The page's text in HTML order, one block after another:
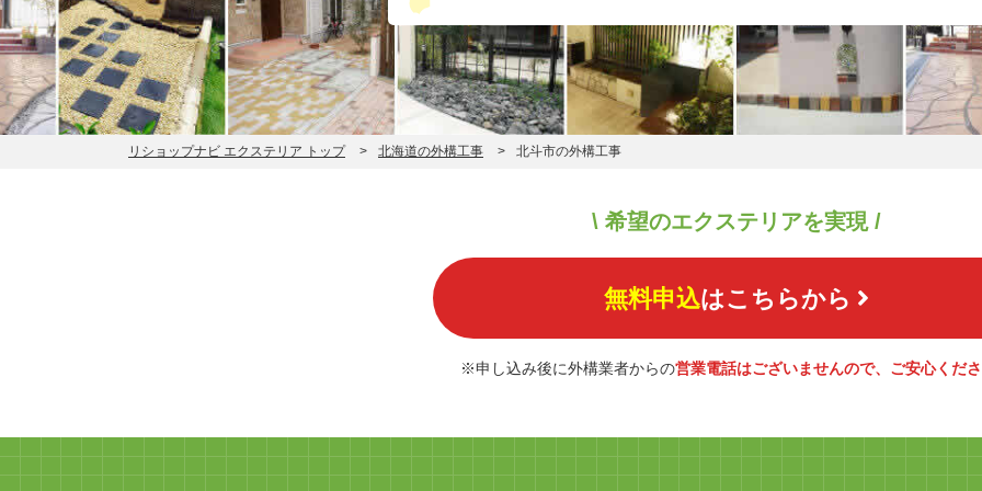
リショップナビ エクステリア トップ 北海道の外構工事 北斗市の外構工事
\ 希望のエクステリアを実現 /
無料申込はこちらから
※申し込み後に外構業者からの営業電話はございませんので、ご安心くだ